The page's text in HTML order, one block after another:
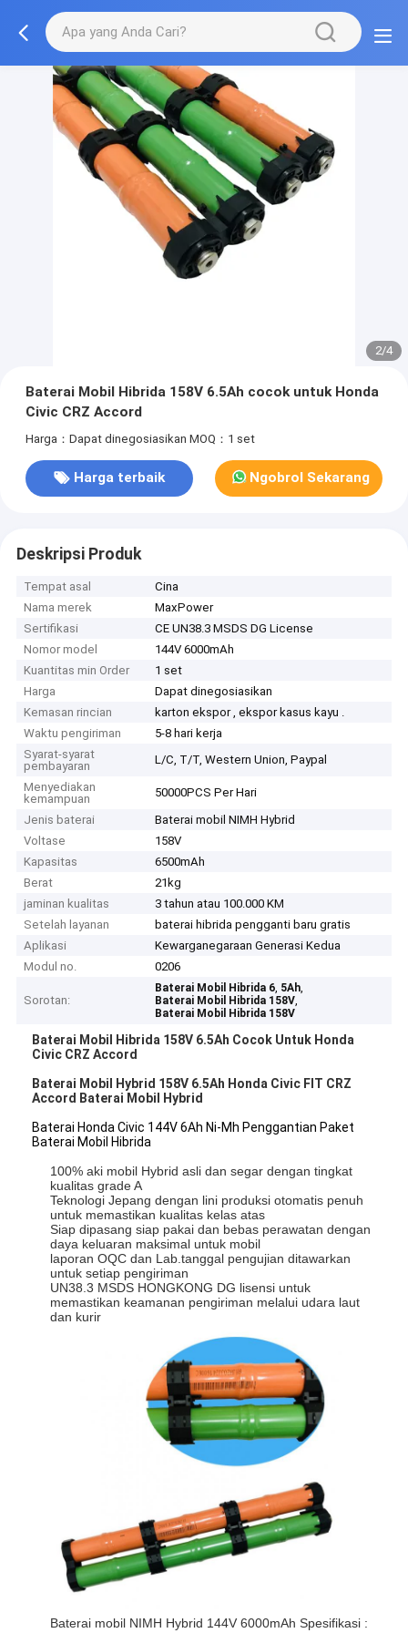
2/4
Baterai Mobil Hibrida 158V 6.5Ah cocok untuk Honda
Civic CRZ Accord
Harga：Dapat dinegosiasikan MOQ：1 set
Harga terbaik Ngobrol Sekarang
Deskripsi Produk
Tempat asal
Cina
Nama merek
MaxPower
Sertifikasi
CE UN38.3 MSDS DG License
Nomor model
144V 6000mAh
Kuantitas min Order
1 set
Harga
Dapat dinegosiasikan
Kemasan rincian
karton ekspor , ekspor kasus kayu .
Waktu pengiriman
5-8 hari kerja
Syarat-syarat
pembayaran
L/C, T/T, Western Union, Paypal
Menyediakan
kemampuan
50000PCS Per Hari
Jenis baterai
Baterai mobil NIMH Hybrid
Voltase
158V
Kapasitas
6500mAh
Berat
21kg
jaminan kualitas
3 tahun atau 100.000 KM
Setelah layanan
baterai hibrida pengganti baru gratis
Aplikasi
Kewarganegaraan Generasi Kedua
Modul no.
0206
Sorotan:
Baterai Mobil Hibrida 6, 5Ah,
Baterai Mobil Hibrida 158V,
Baterai Mobil Hibrida 158V
Baterai Mobil Hibrida 158V 6.5Ah Cocok Untuk Honda
Civic CRZ Accord
Baterai Mobil Hybrid 158V 6.5Ah Honda Civic FIT CRZ
Accord Baterai Mobil Hybrid
Baterai Honda Civic 144V 6Ah Ni-Mh Penggantian Paket
Baterai Mobil Hibrida
100% aki mobil Hybrid asli dan segar dengan tingkat
kualitas grade A
Teknologi Jepang dengan lini produksi otomatis penuh
untuk memastikan kualitas kelas atas
Siap dipasang siap pakai dan bebas perawatan dengan
daya keluaran maksimal untuk mobil
laporan OQC dan Lab.tanggal pengujian ditawarkan
untuk setiap pengiriman
UN38.3 MSDS HONGKONG DG lisensi untuk
memastikan keamanan pengiriman melalui udara laut
dan kurir
Baterai mobil NIMH Hybrid 144V 6000mAh Spesifikasi :